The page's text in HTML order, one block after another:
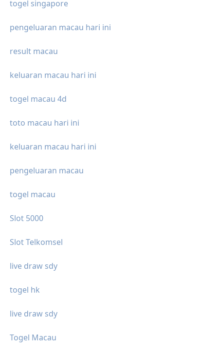
togel singapore
pengeluaran macau hari ini
result macau
keluaran macau hari ini
togel macau 4d
toto macau hari ini
keluaran macau hari ini
pengeluaran macau
togel macau
Slot 5000
Slot Telkomsel
live draw sdy
togel hk
live draw sdy
Togel Macau